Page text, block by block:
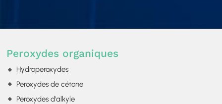
Peroxydes organiques
Hydroperoxydes
Peroxydes de cétone
Peroxydes d'alkyle